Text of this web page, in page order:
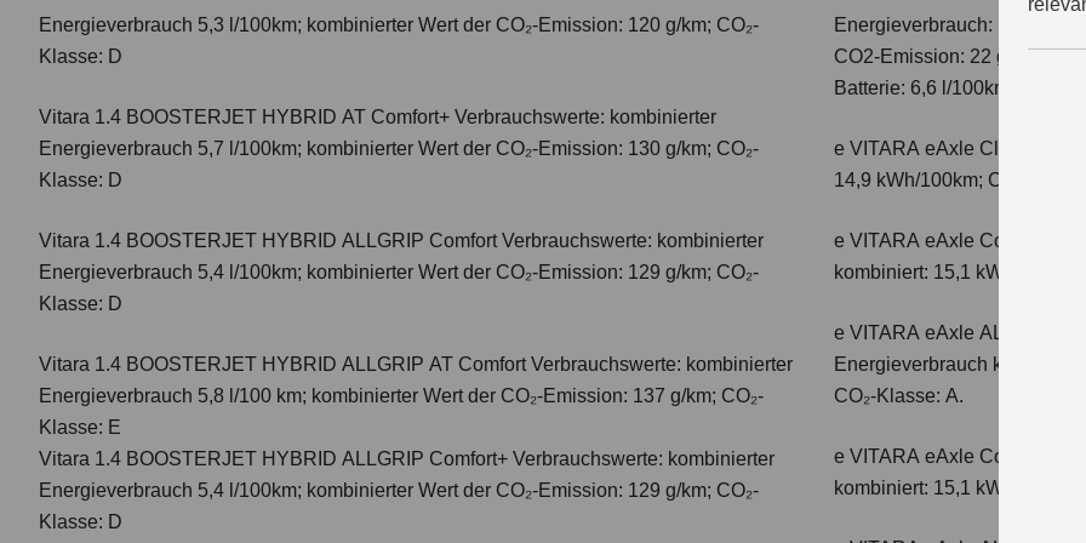
Energieverbrauch 5,3 l/100km; kombinierter Wert der CO₂-Emission: 120 g/km; CO₂-
Klasse: D
Vitara 1.4 BOOSTERJET HYBRID AT Comfort+ Verbrauchswerte: kombinierter
Energieverbrauch 5,7 l/100km; kombinierter Wert der CO₂-Emission: 130 g/km; CO₂-
Klasse: D
Vitara 1.4 BOOSTERJET HYBRID ALLGRIP ComfortVerbrauchswerte: kombinierter
Energieverbrauch 5,4 l/100km; kombinierter Wert der CO₂-Emission: 129 g/km; CO₂-
Klasse: D
Vitara 1.4 BOOSTERJET HYBRID ALLGRIP AT ComfortVerbrauchswerte: kombinierter
Energieverbrauch 5,8 l/100 km; kombinierter Wert der CO₂-Emission: 137 g/km; CO₂-
Klasse: E
Vitara 1.4 BOOSTERJET HYBRID ALLGRIP Comfort+ Verbrauchswerte: kombinierter
Energieverbrauch 5,4 l/100km; kombinierter Wert der CO₂-Emission: 129 g/km; CO₂-
Klasse: D
Energieverbrauch: 17,1kWh/
CO2-Emission: 22 g/km;
Batterie: 6,6 l/100km; CO2-
e VITARA eAxle Club (49
14,9 kWh/100km; CO₂-
e VITARA eAxle Comfort (61
kombiniert: 15,1 kWh/
e VITARA eAxle ALLGRIP-e
Energieverbrauch
CO₂-Klasse: A.
e VITARA eAxle Comfort+
kombiniert: 15,1 kWh/